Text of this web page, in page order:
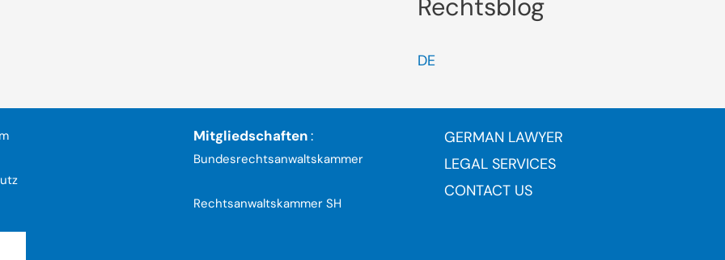
Rechtsblog
DE
Mitgliedschaften:
Bundesrechtsanwaltskammer
Rechtsanwaltskammer SH
GERMAN LAWYER
LEGAL SERVICES
CONTACT US